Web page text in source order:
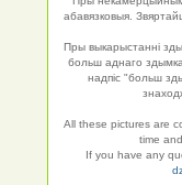
абавязковыя.
Пры выкарыстанні
больш аднаго
надпіс "больш
All these pictures are
time
If you have any